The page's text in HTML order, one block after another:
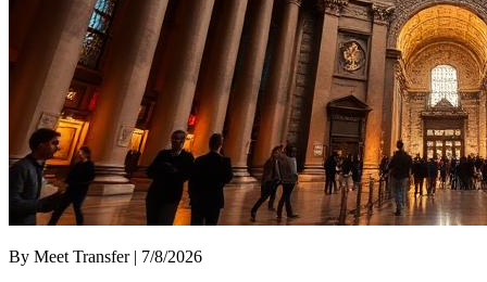
By Meet Transfer | 7/8/2026